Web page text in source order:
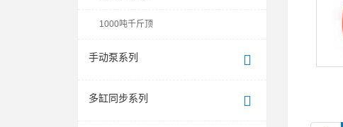
1000吨千斤顶
手动泵系列
多缸同步系列